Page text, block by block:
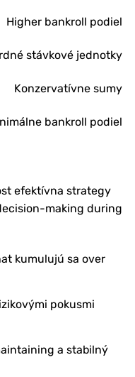
Higher bankroll podiel
stávkové jednotky
Konzervatívne sumy
bankroll podiel
efektívna strategy
making during
kumulujú sa over
pokusmi
a stabilný